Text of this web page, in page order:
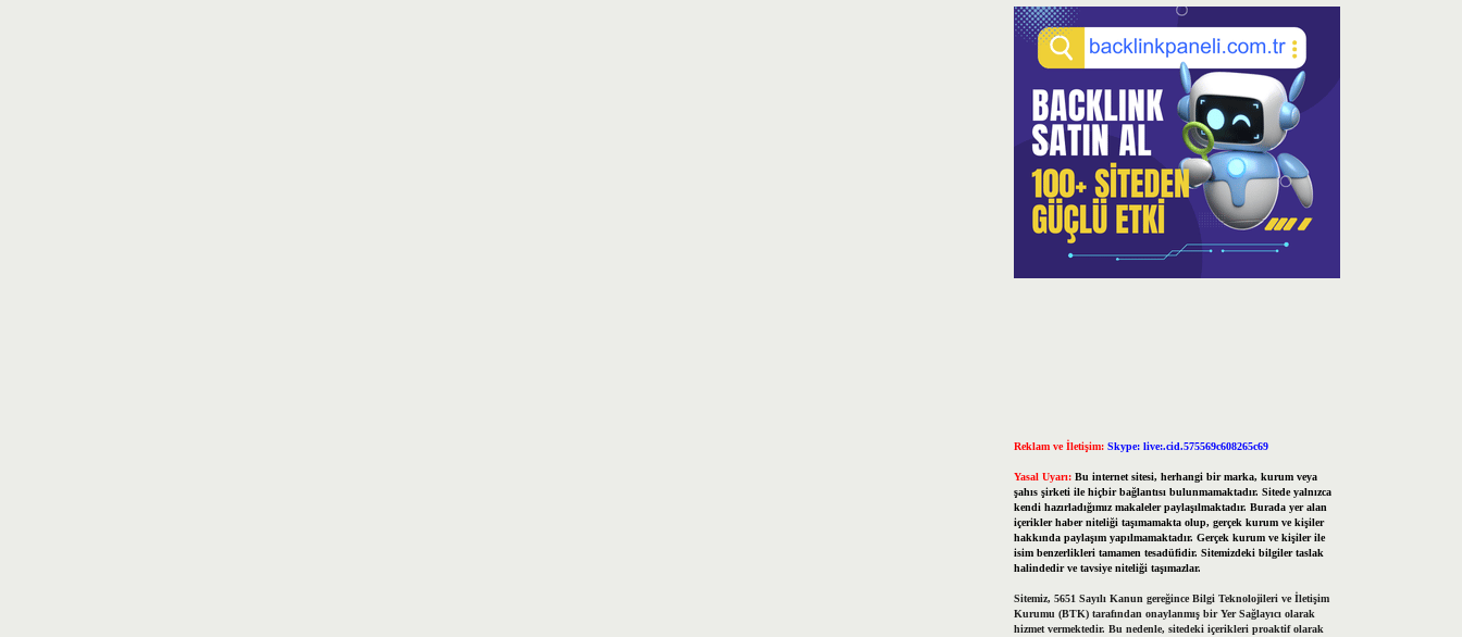
Reklam ve İletişim: Skype: live:.cid.575569c608265c69
Yasal Uyarı: Bu internet sitesi, herhangi bir marka, kurum veya
şahıs şirketi ile hiçbir bağlantısı bulunmamaktadır. Sitede yalnızca
kendi hazırladığımız makaleler paylaşılmaktadır. Burada yer alan
içerikler haber niteliği taşımamakta olup, gerçek kurum ve kişiler
hakkında paylaşım yapılmamaktadır. Gerçek kurum ve kişiler ile
isim benzerlikleri tamamen tesadüfidir. Sitemizdeki bilgiler taslak
halindedir ve tavsiye niteliği taşımazlar.
Sitemiz, 5651 Sayılı Kanun gereğince Bilgi Teknolojileri ve İletişim
Kurumu (BTK) tarafından onaylanmış bir Yer Sağlayıcı olarak
hizmet vermektedir. Bu nedenle, sitedeki içerikleri proaktif olarak